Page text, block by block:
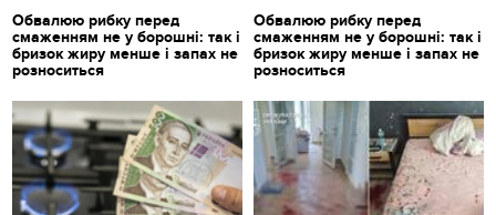
Обвалюю рибку перед
смаженням не у борошні: так і
бризок жиру менше і запах не
розноситься
Обвалюю рибку перед
смаженням не у борошні: так і
бризок жиру менше і запах не
розноситься